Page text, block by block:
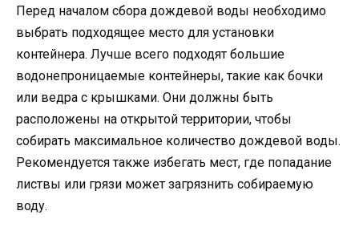
Перед началом сбора дождевой воды необходимо
выбрать подходящее место для установки
контейнера. Лучше всего подходят большие
водонепроницаемые контейнеры, такие как бочки
или ведра с крышками. Они должны быть
расположены на открытой территории, чтобы
собирать максимальное количество дождевой воды.
Рекомендуется также избегать мест, где попадание
листвы или грязи может загрязнить собираемую
воду.